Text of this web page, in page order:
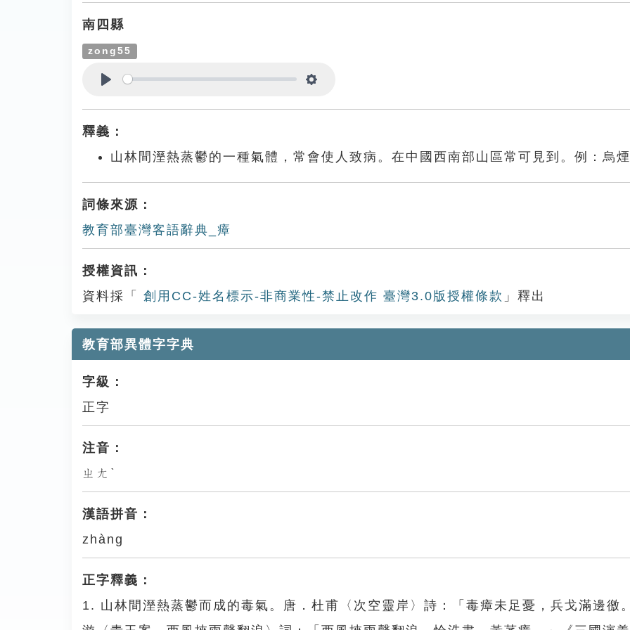
南四縣
zong55
釋義：
山林間溼熱蒸鬱的一種氣體，常會使人致病。在中國西南部山區常可見到。例：烏
詞條來源：
教育部臺灣客語辭典_瘴
授權資訊：
資料採「
創用CC-姓名標示-非商業性-禁止改作 臺灣3.0版授權條款 」釋出
教育部異體字字典
字級：
正字
注音：
ㄓㄤˋ
漢語拼音：
zhàng
正字釋義：
1. 山林間溼熱蒸鬱而成的毒氣。唐．杜甫〈次空靈岸〉詩：「毒瘴未足憂，兵戈滿邊徼